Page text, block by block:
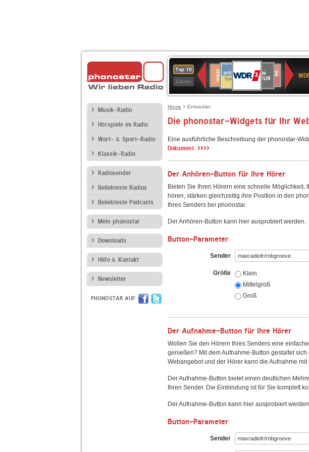
Top 10
Zuletzt
Deutschlandfunk
90er
OLDIE
ANTENNE
4
KLASSIK
Deutschlandfunk
KulturBAYERN
2
Kultur
NDR
2
Musik-Radio
Hörspiele im Radio
Wort- & Sport-Radio
Klassik-Radio
Radiosender
Beliebteste Radios
Beliebteste Podcasts
Mein phonostar
Downloads
Hilfe & Kontakt
Newsletter
PHONOSTAR AUF
Home > Entwickler
Die phonostar-Widgets für Ihr
Eine ausführliche Beschreibung der phonostar-
Dokument. ››››
Der Anhören-Button für Ihre Hörer
Bieten Sie Ihren Hörern eine schnelle
hören, stärken gleichzeitig ihre Position in den
Ihres Senders bei phonostar.
Der Anhören-Button kann hier ausprobiert werden.
Button-Parameter
Sender
Größe
Klein
Mittelgroß
Groß
Der Aufnahme-Button für Ihre Hörer
Wollen Sie den Hörern Ihres Senders eine
genießen? Mit dem Aufnahme-Button gestaltet
Webangebot und der Hörer kann die Aufnahme
Der Aufnahme-Button bietet einen deutlichen
Ihren Sender. Die Einbindung ist für Sie komplett
Der Aufnahme-Button kann hier ausprobiert
Button-Parameter
Sender